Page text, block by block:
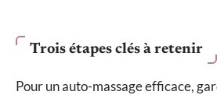
Trois étapes clés à retenir
Pour un auto-massage efficace,